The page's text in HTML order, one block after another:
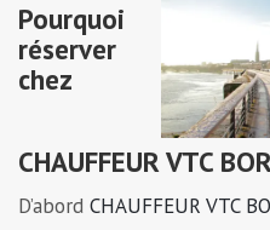
Pourquoi
réserver
chez
CHAUFFEUR VTC
D’abord CHAUFFEUR VTC